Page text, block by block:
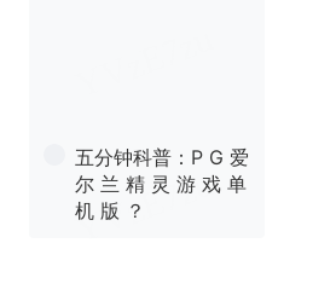
五分钟科普：P G 爱
尔 兰 精 灵 游 戏 单
机 版 ？